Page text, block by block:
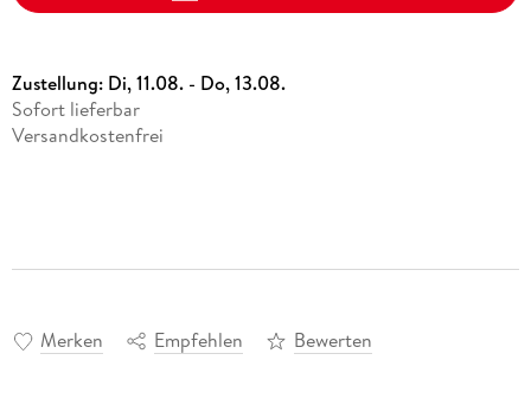
Zustellung: Di, 11.08. - Do, 13.08.
Sofort lieferbar
Versandkostenfrei
Merken Empfehlen Bewerten